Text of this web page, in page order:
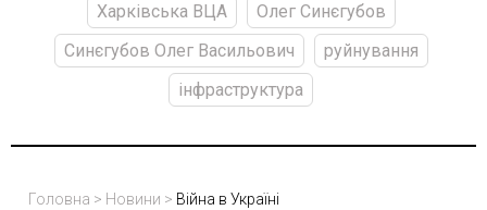
Харківська ВЦА
Олег Синєгубов
Синєгубов Олег Васильович
руйнування
інфраструктура
Головна > Новини > Війна в Україні